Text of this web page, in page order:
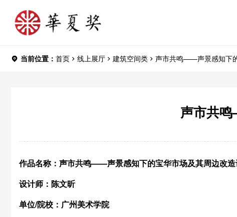
当前位置： 首页 线上展厅 建筑空间类 声市共鸣——声景感知下
声市共
作品名称：声市共鸣——声景感知下的宝华市场及其周边改
设计师：陈文昕
单位/院校：广州美术学院